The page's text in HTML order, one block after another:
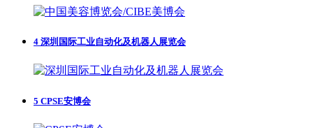
4 深圳国际工业自动化及机器人展览会
5 CPSE安博会